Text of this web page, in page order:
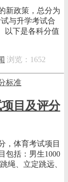
新政策‌，总分为‌
与升学考试合
以下是各科分值
浏览：1652
目及评分
，体育考试项目
包括：男生1000
绳、立定跳远、